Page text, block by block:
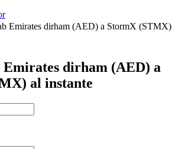
Emirates dirham (AED) a StormX (STMX)
dirham (AED) a
al instante